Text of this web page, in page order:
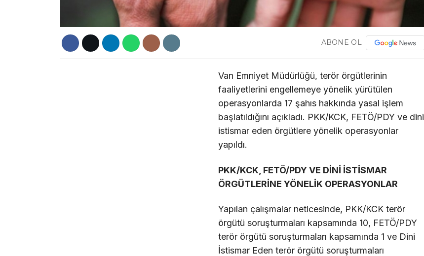
ABONE OL
Van Emniyet Müdürlüğü, terör örgütlerinin
faaliyetlerini engellemeye yönelik yürütülen
operasyonlarda 17 şahıs hakkında yasal işlem
başlatıldığını açıkladı. PKK/KCK, FETÖ/PDY ve dini
istismar eden örgütlere yönelik operasyonlar
yapıldı.
PKK/KCK, FETÖ/PDY VE DİNİ İSTİSMAR
ÖRGÜTLERİNE YÖNELİK OPERASYONLAR
Yapılan çalışmalar neticesinde, PKK/KCK terör
örgütü soruşturmaları kapsamında 10, FETÖ/PDY
terör örgütü soruşturmaları kapsamında 1 ve Dini
İstismar Eden terör örgütü soruşturmaları